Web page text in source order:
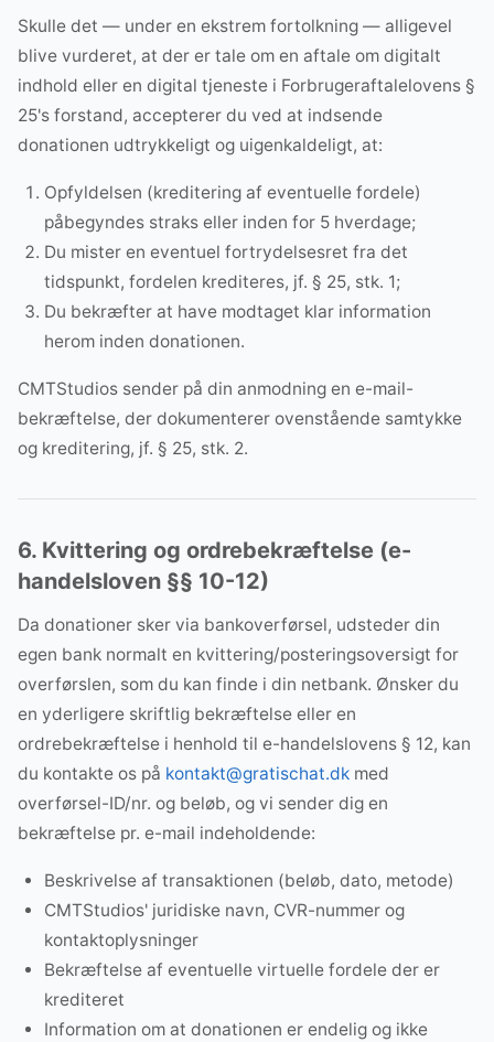
Skulle det — under en ekstrem fortolkning — alligevel
blive vurderet, at der er tale om en aftale om digitalt
indhold eller en digital tjeneste i Forbrugeraftalelovens §
25's forstand, accepterer du ved at indsende
donationen udtrykkeligt og uigenkaldeligt, at:
Opfyldelsen (kreditering af eventuelle fordele)
påbegyndes straks eller inden for 5 hverdage;
Du mister en eventuel fortrydelsesret fra det
tidspunkt, fordelen krediteres, jf. § 25, stk. 1;
Du bekræfter at have modtaget klar information
herom inden donationen.
CMTStudios sender på din anmodning en e-mail-
bekræftelse, der dokumenterer ovenstående samtykke
og kreditering, jf. § 25, stk. 2.
6. Kvittering og ordrebekræftelse (e-
handelsloven §§ 10-12)
Da donationer sker via bankoverførsel, udsteder din
egen bank normalt en kvittering/posteringsoversigt for
overførslen, som du kan finde i din netbank. Ønsker du
en yderligere skriftlig bekræftelse eller en
ordrebekræftelse i henhold til e-handelslovens § 12, kan
du kontakte os på kontakt@gratischat.dk med
overførsel-ID/nr. og beløb, og vi sender dig en
bekræftelse pr. e-mail indeholdende:
Beskrivelse af transaktionen (beløb, dato, metode)
CMTStudios' juridiske navn, CVR-nummer og
kontaktoplysninger
Bekræftelse af eventuelle virtuelle fordele der er
krediteret
Information om at donationen er endelig og ikke